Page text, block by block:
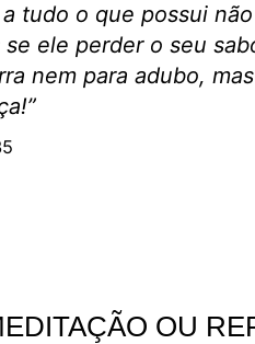
tudo o que possui
se ele perder o seu
nem para adubo,
OU